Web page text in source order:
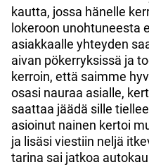
kautta, jossa hänelle
lokeroon unohtuneesta
asiakkaalle yhteyden
aivan pökerryksissä ja
kerroin, että saimme
osasi nauraa asialle,
saattaa jäädä sille
asioinut nainen kertoi
ja lisäsi viestiin neljä
tarina sai jatkoa